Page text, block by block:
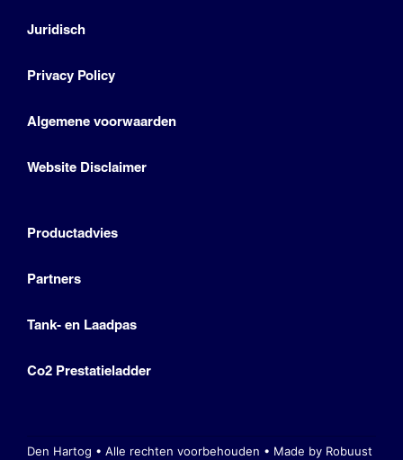
Juridisch
Privacy Policy
Algemene voorwaarden
Website Disclaimer
Productadvies
Partners
Tank- en Laadpas
Co2 Prestatieladder
Den Hartog • Alle rechten voorbehouden • Made by Robuust